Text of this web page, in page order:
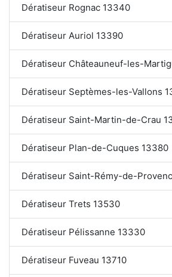
Dératiseur Rognac 13340
Dératiseur Auriol 13390
Dératiseur Châteauneuf-les-
Dératiseur Septèmes-les-Vallons
Dératiseur Saint-Martin-de-Crau
Dératiseur Plan-de-Cuques 13380
Dératiseur Saint-Rémy-de-
Dératiseur Trets 13530
Dératiseur Pélissanne 13330
Dératiseur Fuveau 13710